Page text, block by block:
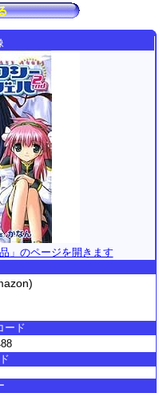
」のページを開きます
ード